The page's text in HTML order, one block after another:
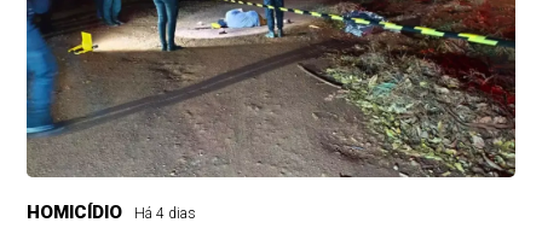
HOMICÍDIO Há 4 dias